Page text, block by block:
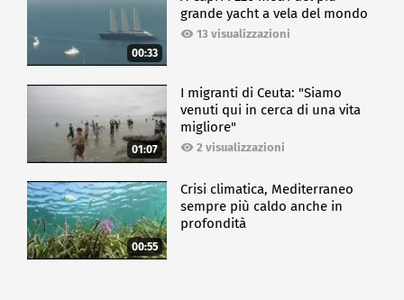
00:33
grande yacht a vela del mondo
13 visualizzazioni
01:07
I migranti di Ceuta: "Siamo
venuti qui in cerca di una vita
migliore"
2 visualizzazioni
00:55
Crisi climatica, Mediterraneo
sempre più caldo anche in
profondità